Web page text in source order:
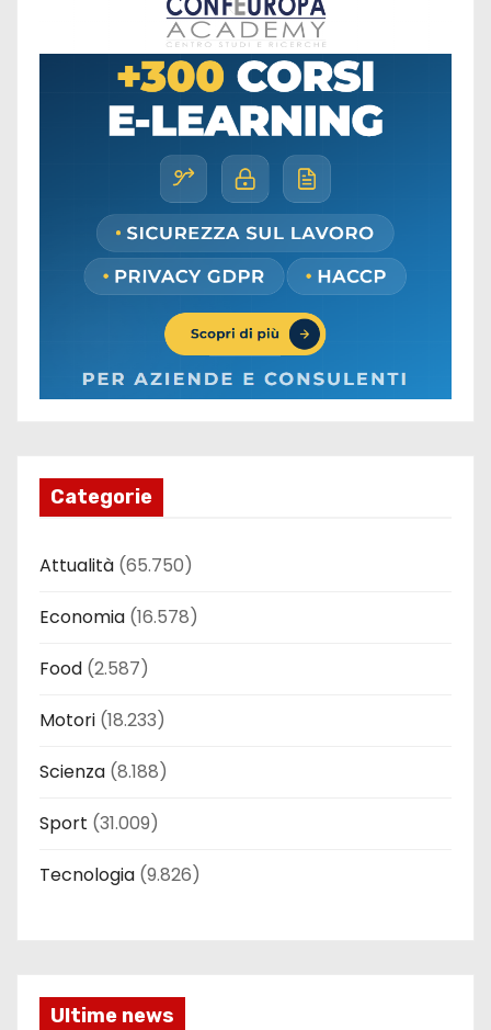
Categorie
Attualità (65.750)
Economia (16.578)
Food (2.587)
Motori (18.233)
Scienza (8.188)
Sport (31.009)
Tecnologia (9.826)
Ultime news